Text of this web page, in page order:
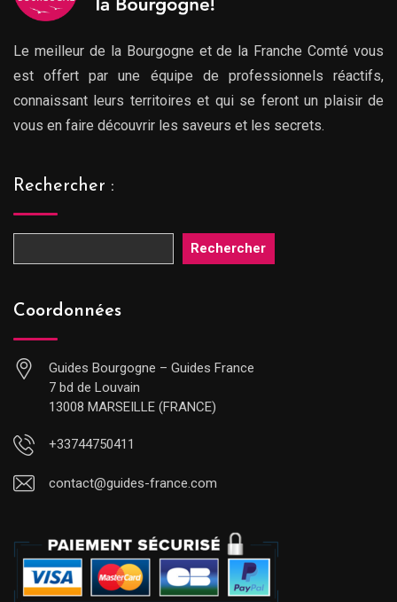
Le meilleur de la Bourgogne et de la Franche Comté vous
est offert par une équipe de professionnels réactifs,
connaissant leurs territoires et qui se feront un plaisir de
vous en faire découvrir les saveurs et les secrets.
Rechercher :
Rechercher
Coordonnées
Guides Bourgogne – Guides France
7 bd de Louvain
13008 MARSEILLE (FRANCE)
+33744750411
contact@guides-france.com